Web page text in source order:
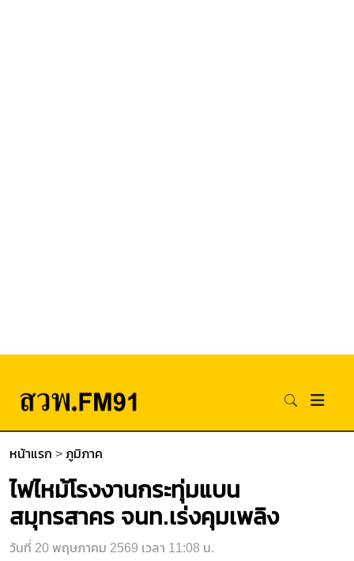
หน้าแรก > ภูมิภาค
ไฟไหม้โรงงานกระทุ่มแบน
สมุทรสาคร จนท.เร่งคุมเพลิง
วันที่ 20 พฤษภาคม 2569 เวลา 11:08 น.